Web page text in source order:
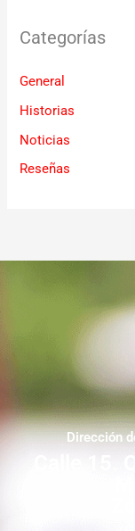
Categorías
General
Historias
Noticias
Reseñas
Dirección
Calle 15.